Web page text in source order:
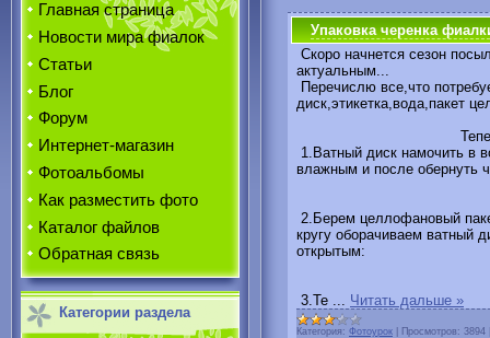
Главная страница
Новости мира фиалок
Статьи
Блог
Форум
Интернет-магазин
Фотоальбомы
Как разместить фото
Каталог файлов
Обратная связь
Категории раздела
Упаковка черенка
Скоро начнется сезон
актуальным...
Перечислю все,что
диск,этикетка,вода,пакет
1.Ватный диск намочить в
влажным и после обернуть
2.Берем целлофановый
кругу оборачиваем ватный
открытым:
3.Те Читать дальше »
Категория: Фотоурок Просмотров: 3894